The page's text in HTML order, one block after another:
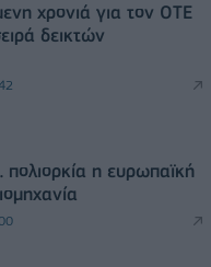
χρονιά για τον ΟΤΕ
δεικτών
πολιορκία η ευρωπαϊκή